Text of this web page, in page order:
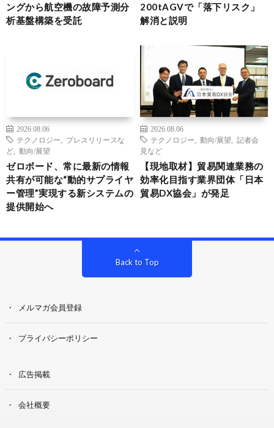
ングから航空機の故障予測分
析基盤構築を受託
200tAGVで「落下リスク」
解消と説明
2026.08.06
テクノロジー
プレスリリースな
ど
動向/展望
ゼロボード、常に最新の情報
共有が可能な“動的サプライヤ
ー管理”実現する新システムの
提供開始へ
2026.08.06
テクノロジー
動向/展望
記者会
見など
【現地取材】貿易関連業務の
効率化目指す業界団体「日本
貿易DX協会」が発足
Back to Top
メルマガ会員登録
プライバシーポリシー
広告掲載
会社概要